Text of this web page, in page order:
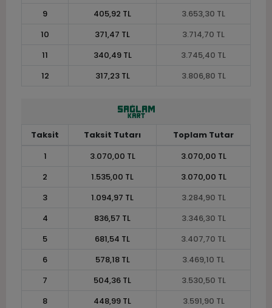
9
405,92 TL
3.653,30 TL
10
371,47 TL
3.714,70 TL
11
340,49 TL
3.745,40 TL
12
317,23 TL 3.806,80 TL
Taksit Taksit Tutarı
Toplam Tutar
1
3.070,00 TL
3.070,00 TL
2
1.535,00 TL
3.070,00 TL
3
1.094,97 TL
3.284,90 TL
4
836,57 TL
3.346,30 TL
5
681,54 TL
3.407,70 TL
6
578,18 TL
3.469,10 TL
7
504,36 TL
3.530,50 TL
8
448,99 TL
3.591,90 TL